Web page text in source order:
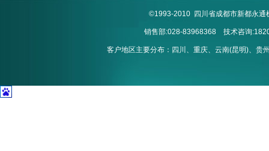
©1993-2010 四川省成都市新都永
销售部:028-83968368 技术咨询
客户地区主要分布：四川、重庆、云南(昆明)、贵